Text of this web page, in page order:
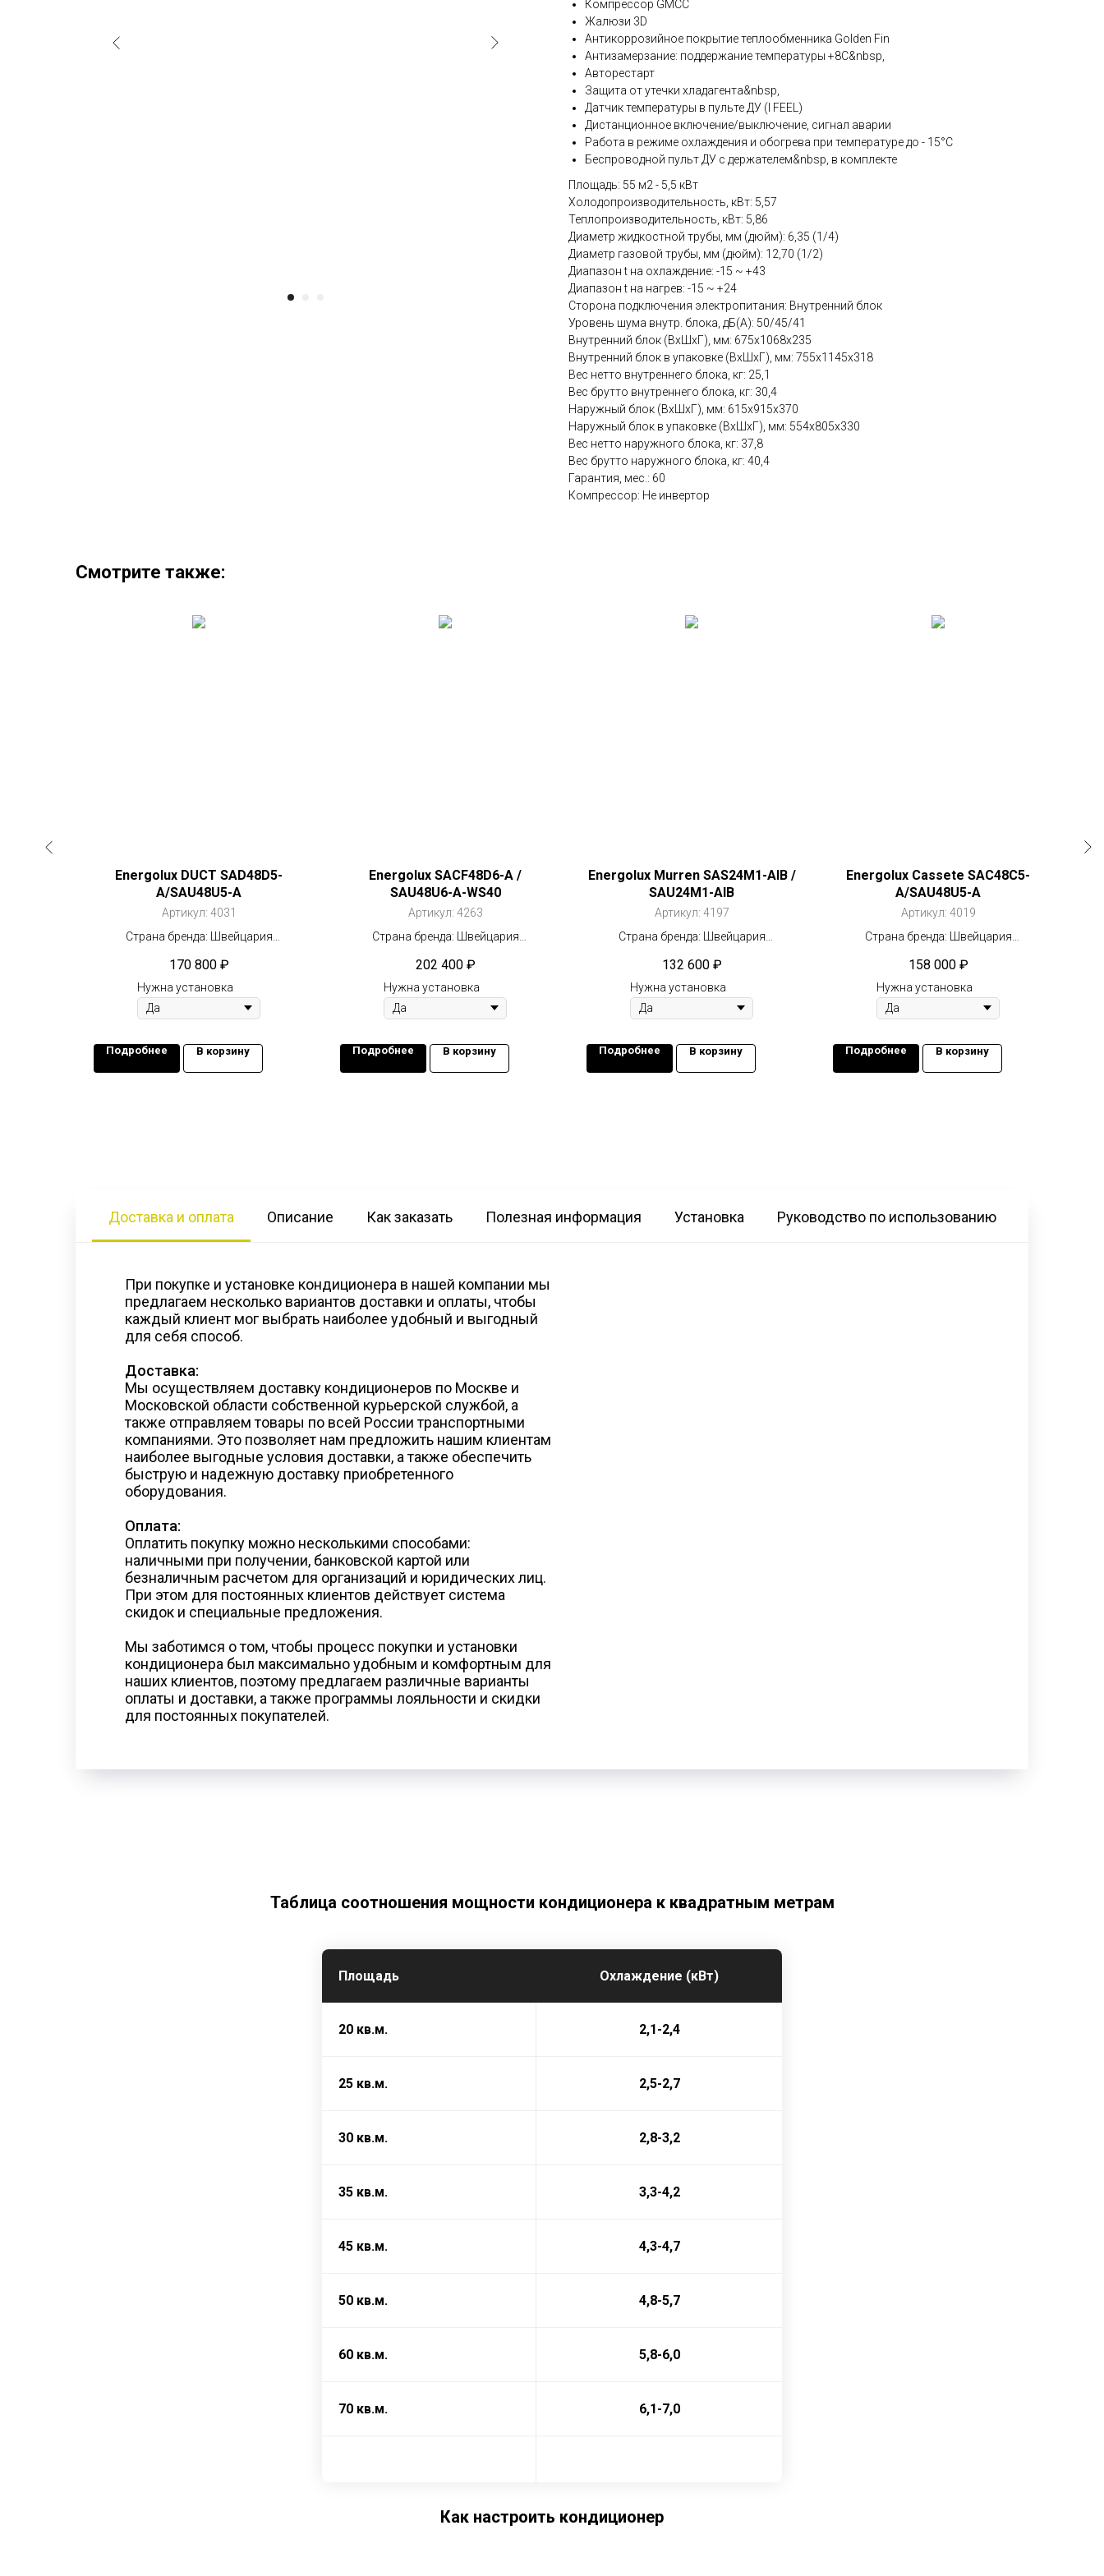
Компрессор GMCC
Жалюзи 3D
Антикоррозийное покрытие теплообменника Golden Fin
Антизамерзание: поддержание температуры +8С&nbsp,
Авторестарт
Защита от утечки хладагента&nbsp,
Датчик температуры в пульте ДУ (I FEEL)
Дистанционное включение/выключение, сигнал аварии
Работа в режиме охлаждения и обогрева при температуре до - 15°C
Беспроводной пульт ДУ с держателем&nbsp, в комплекте
Площадь: 55 м2 - 5,5 кВт
Холодопроизводительность, кВт: 5,57
Теплопроизводительность, кВт: 5,86
Диаметр жидкостной трубы, мм (дюйм): 6,35 (1/4)
Диаметр газовой трубы, мм (дюйм): 12,70 (1/2)
Диапазон t на охлаждение: -15 ~ +43
Диапазон t на нагрев: -15 ~ +24
Сторона подключения электропитания: Внутренний блок
Уровень шума внутр. блока, дБ(А): 50/45/41
Внутренний блок (ВхШхГ), мм: 675х1068x235
Внутренний блок в упаковке (ВхШхГ), мм: 755х1145x318
Вес нетто внутреннего блока, кг: 25,1
Вес брутто внутреннего блока, кг: 30,4
Наружный блок (ВхШхГ), мм: 615x915x370
Наружный блок в упаковке (ВхШхГ), мм: 554x805x330
Вес нетто наружного блока, кг: 37,8
Вес брутто наружного блока, кг: 40,4
Гарантия, мес.: 60
Компрессор: Не инвертор
Смотрите также:
Energolux DUCT SAD48D5-
A/SAU48U5-A
Артикул: 4031
Страна бренда: Швейцария
Площадь: 140 м
170 800 ₽
Нужна установка
Подробнее В корзину
Energolux SAСF48D6-A /
SAU48U6-A-WS40
Артикул: 4263
Страна бренда: Швейцария
Площадь: 140 м
202 400 ₽
Нужна установка
Подробнее В корзину
Energolux Murren SAS24M1-AIB /
SAU24M1-AIB
Артикул: 4197
Страна бренда: Швейцария
Площадь: 60 м
132 600 ₽
Нужна установка
Подробнее В корзину
Energolux Cassete SAC48С5-
A/SAU48U5-A
Артикул: 4019
Страна бренда: Швейцария
Площадь: 140 м
158 000 ₽
Нужна установка
Подробнее В корзину
Доставка и оплата Описание Как заказать Полезная информация Установка Руководство по использованию
При покупке и установке кондиционера в нашей компании мы
предлагаем несколько вариантов доставки и оплаты, чтобы
каждый клиент мог выбрать наиболее удобный и выгодный
для себя способ.
Доставка:
Мы осуществляем доставку кондиционеров по Москве и
Московской области собственной курьерской службой, а
также отправляем товары по всей России транспортными
компаниями. Это позволяет нам предложить нашим клиентам
наиболее выгодные условия доставки, а также обеспечить
быструю и надежную доставку приобретенного
оборудования.
Оплата:
Оплатить покупку можно несколькими способами:
наличными при получении, банковской картой или
безналичным расчетом для организаций и юридических лиц.
При этом для постоянных клиентов действует система
скидок и специальные предложения.
Мы заботимся о том, чтобы процесс покупки и установки
кондиционера был максимально удобным и комфортным для
наших клиентов, поэтому предлагаем различные варианты
оплаты и доставки, а также программы лояльности и скидки
для постоянных покупателей.
Таблица соотношения мощности кондиционера к квадратным метрам
Площадь Охлаждение (кВт)
20 кв.м. 2,1-2,4
25 кв.м. 2,5-2,7
30 кв.м. 2,8-3,2
35 кв.м. 3,3-4,2
45 кв.м. 4,3-4,7
50 кв.м. 4,8-5,7
60 кв.м. 5,8-6,0
70 кв.м. 6,1-7,0
Как настроить кондиционер